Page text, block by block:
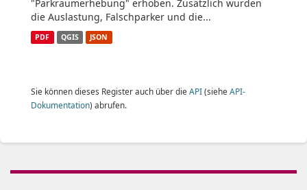
"Parkraumerhebung" erhoben. Zusätzlich wurden
die Auslastung, Falschparker und die...
PDF QGIS JSON
Sie können dieses Register auch über die API(siehe API-
Dokumentation) abrufen.